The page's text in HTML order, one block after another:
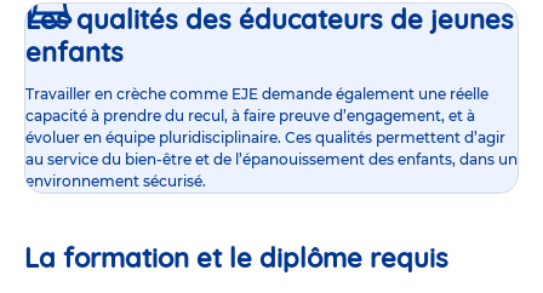
Les qualités des éducateurs de jeunes
enfants
Travailler en crèche comme EJE demande également une réelle
capacité à prendre du recul, à faire preuve d’engagement, et à
évoluer en équipe pluridisciplinaire. Ces qualités permettent d’agir
au service du bien-être et de l’épanouissement des enfants, dans un
environnement sécurisé.
La formation et le diplôme requis